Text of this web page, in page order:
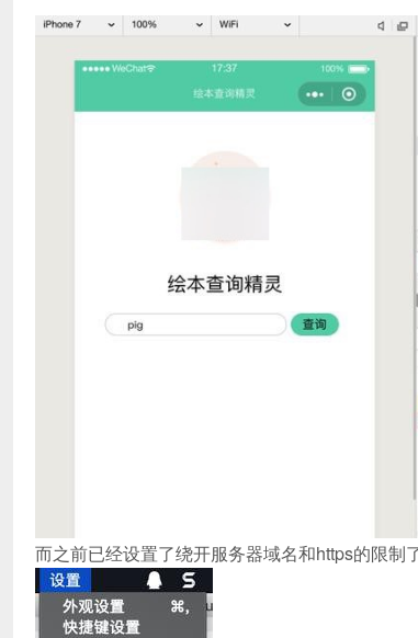
而之前已经设置了绕开服务器域名和https的限制